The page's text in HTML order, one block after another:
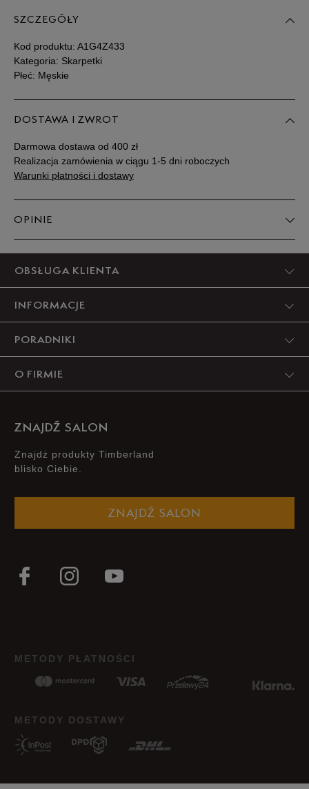
SZCZEGÓŁY
Kod produktu: A1G4Z433
Kategoria: Skarpetki
Płeć: Męskie
DOSTAWA I ZWROT
Darmowa dostawa od 400 zł
Realizacja zamówienia w ciągu 1-5 dni roboczych
Warunki płatności i dostawy
OPINIE
OBSŁUGA KLIENTA
INFORMACJE
PORADNIKI
O FIRMIE
ZNAJDŹ SALON
Znajdż produkty Timberland
blisko Ciebie.
ZNAJDŹ SALON
METODY PŁATNOŚCI
METODY DOSTAWY